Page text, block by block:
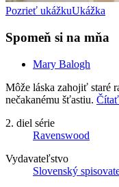
Pozrieť ukážkuUkážka
Spomeň si na mňa
Mary Balogh
Môže láska zahojiť staré
nečakanému šťastiu.
2. diel série
Ravenswood
Vydavateľstvo
Slovenský